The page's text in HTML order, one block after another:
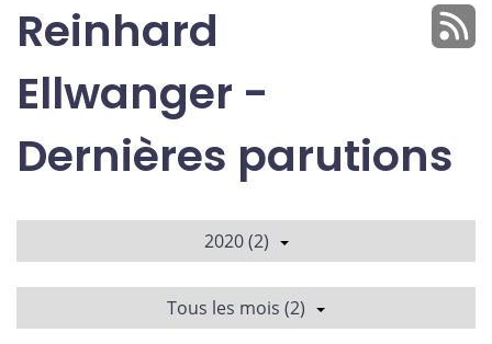
Reinhard
Ellwanger -
Dernières parutions
2020 (2)
Tous les mois (2)